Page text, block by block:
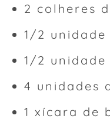
2 colheres
1/2
1/2
4 unidades
1 xícara de